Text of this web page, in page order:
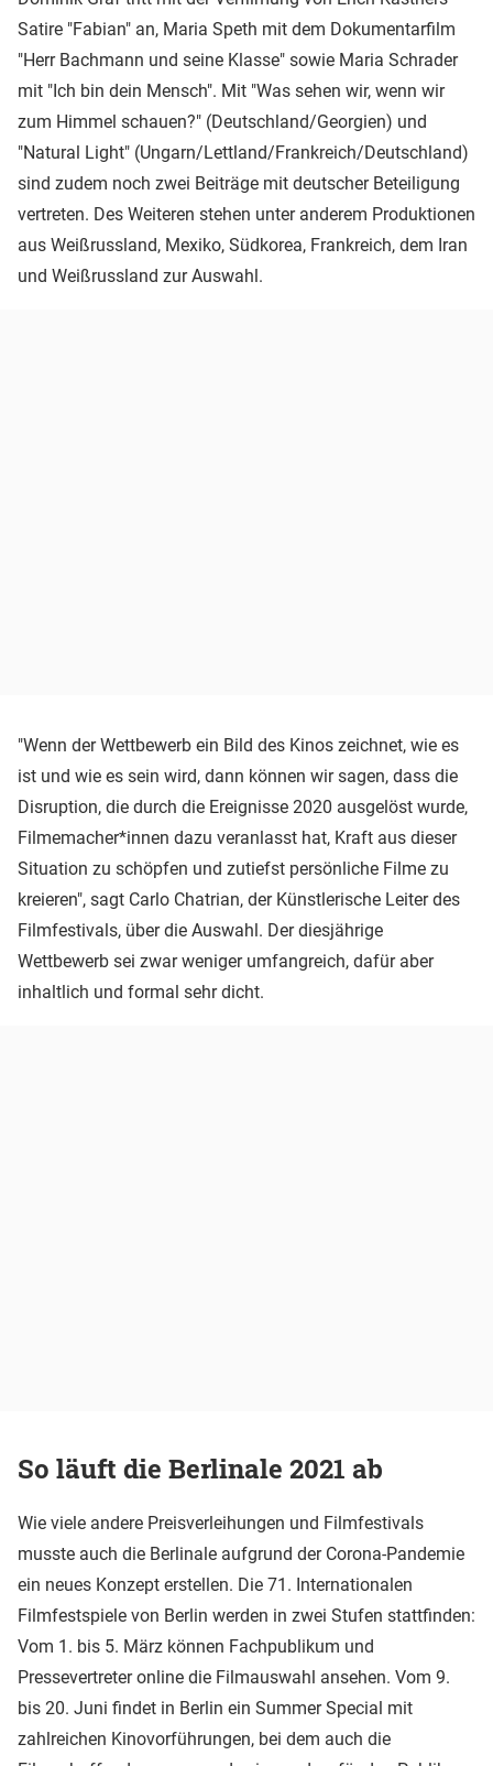
Satire "Fabian" an, Maria Speth mit dem Dokumentarfilm
"Herr Bachmann und seine Klasse" sowie Maria Schrader
mit "Ich bin dein Mensch". Mit "Was sehen wir, wenn wir
zum Himmel schauen?" (Deutschland/Georgien) und
"Natural Light" (Ungarn/Lettland/Frankreich/Deutschland)
sind zudem noch zwei Beiträge mit deutscher Beteiligung
vertreten. Des Weiteren stehen unter anderem Produktionen
aus Weißrussland, Mexiko, Südkorea, Frankreich, dem Iran
und Weißrussland zur Auswahl.
"Wenn der Wettbewerb ein Bild des Kinos zeichnet, wie es
ist und wie es sein wird, dann können wir sagen, dass die
Disruption, die durch die Ereignisse 2020 ausgelöst wurde,
Filmemacher*innen dazu veranlasst hat, Kraft aus dieser
Situation zu schöpfen und zutiefst persönliche Filme zu
kreieren", sagt Carlo Chatrian, der Künstlerische Leiter des
Filmfestivals, über die Auswahl. Der diesjährige
Wettbewerb sei zwar weniger umfangreich, dafür aber
inhaltlich und formal sehr dicht.
So läuft die Berlinale 2021 ab
Wie viele andere Preisverleihungen und Filmfestivals
musste auch die Berlinale aufgrund der Corona-Pandemie
ein neues Konzept erstellen. Die 71. Internationalen
Filmfestspiele von Berlin werden in zwei Stufen stattfinden:
Vom 1. bis 5. März können Fachpublikum und
Pressevertreter online die Filmauswahl ansehen. Vom 9.
bis 20. Juni findet in Berlin ein Summer Special mit
zahlreichen Kinovorführungen, bei dem auch die